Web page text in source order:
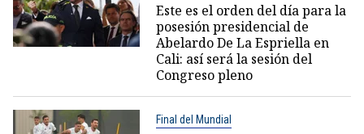
Este es el orden del día para la
posesión presidencial de
Abelardo De La Espriella en
Cali: así será la sesión del
Congreso pleno
Final del Mundial